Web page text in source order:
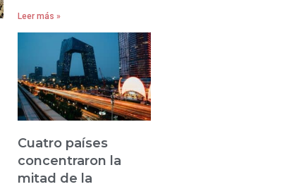
Leer más »
Cuatro países
concentraron la
mitad de la